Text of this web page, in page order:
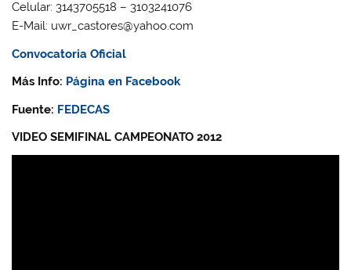
Celular: 3143705518 – 3103241076
E-Mail: uwr_castores@yahoo.com
Convocatoria Oficial
Más Info: Página en Facebook
Fuente: FEDECAS
VIDEO SEMIFINAL CAMPEONATO 2012